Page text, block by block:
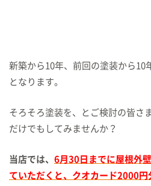
新築から10年、前回の塗装から10
となります。
そろそろ塗装を、とご検討の皆さ
だけでもしてみませんか？
当店では、 6月30日までに屋根外
ていただくと、クオカード2000円